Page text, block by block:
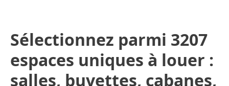
Sélectionnez parmi 3207
espaces uniques à louer :
salles, buvettes, cabanes,